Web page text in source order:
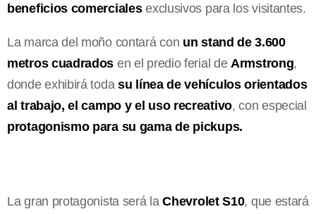
beneficios comercialesexclusivos para los visitantes.
La marca del moño contará con un stand de 3.600
metros cuadrados en el predio ferial de Armstrong,
donde exhibirá toda su línea de vehículos orientados
al trabajo, el campo y el uso recreativo, con especial
protagonismo para su gama de pickups.
La gran protagonista será laChevrolet S10, que estará